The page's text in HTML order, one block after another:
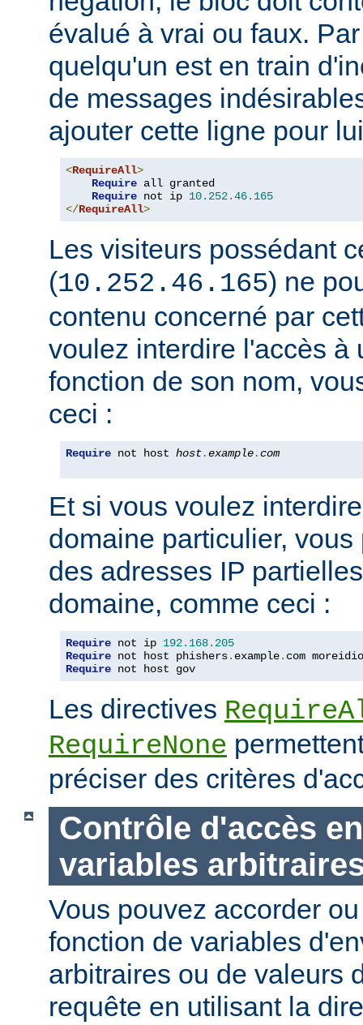
évalué à vrai ou faux.
quelqu'un est en train
de messages
ajouter cette ligne pour
<RequireAll>
Require all granted
Require not ip 10.252.46.165
</RequireAll>
Les visiteurs possédant
(10.252.46.165) ne
contenu concerné par
voulez interdire l'accès à
fonction de son nom,
ceci :
Require not host host.example.com
Et si vous voulez
domaine particulier,
des adresses IP
domaine, comme ceci :
Require not ip 192.168. 205
Require not host phishers. example. com
Require not host gov
Les directives
RequireNone
préciser des critères
Contrôle d'accès
variables
Vous pouvez accorder
fonction de variables
arbitraires ou de valeurs
requête en utilisant la